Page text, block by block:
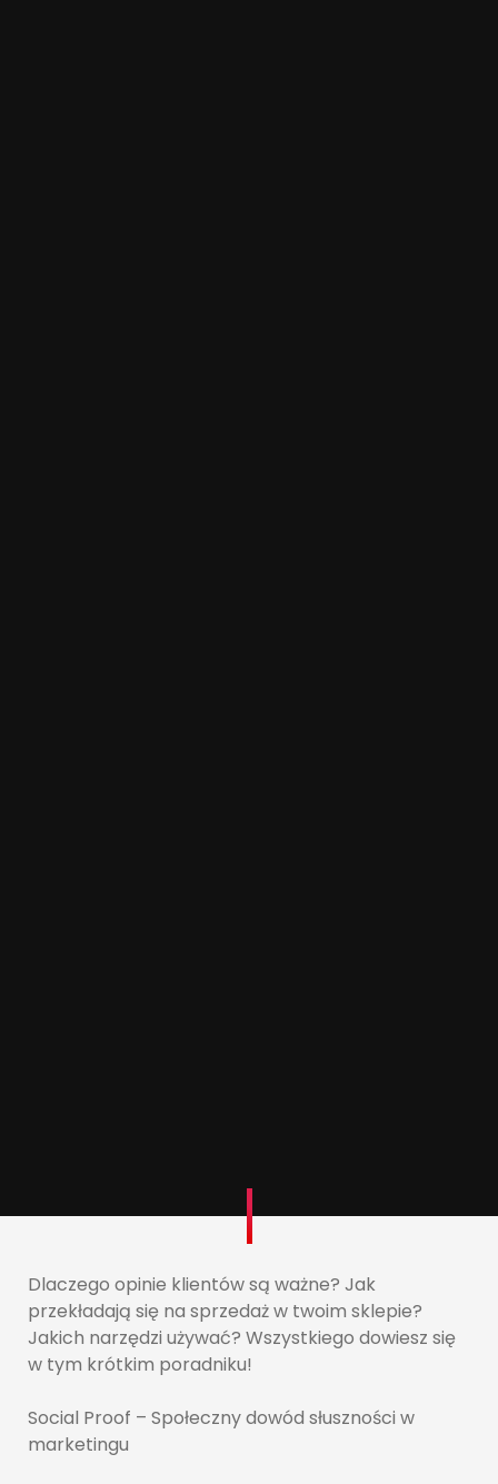
Dlaczego opinie klientów są ważne? Jak
przekładają się na sprzedaż w twoim sklepie?
Jakich narzędzi używać? Wszystkiego dowiesz się
w tym krótkim poradniku!
Social Proof – Społeczny dowód słuszności w
marketingu